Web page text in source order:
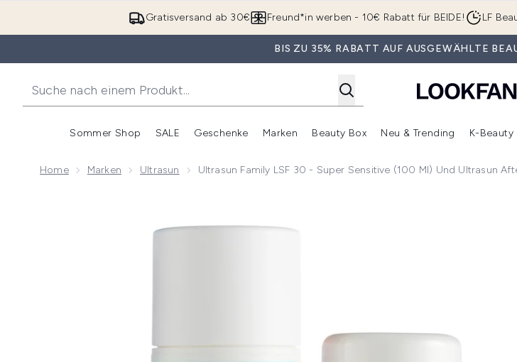
Zum
Gratisversand ab 30€ Freund*in werben - 10€ Rabatt für BEIDE! LF
BIS ZU 35% RABATT AUF AUSGEWÄHLTE
Sommer Shop
Untermenü Anmelden (Sommer Shop)
SALE
Untermenü Anmelden (SALE)
Geschenke
Untermenü Anmelden (Geschenke)
Marken
Untermenü Anmelden (Marken)
Beauty Box
Untermenü
Neu & Trending K-Beauty
Home Marken Ultrasun Ultrasun Family LSF 30 - Super Sensitive (100 Ml) Und Ultrasun